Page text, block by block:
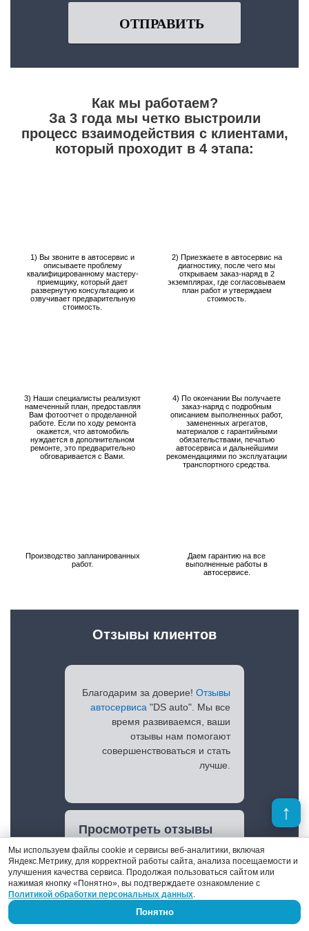
ОТПРАВИТЬ
Как мы работаем?
За 3 года мы четко выстроили
процесс взаимодействия с клиентами,
который проходит в 4 этапа:
1) Вы звоните в автосервис и
описываете проблему
квалифицированному мастеру-
приемщику, который дает
развернутую консультацию и
озвучивает предварительную
стоимость.
2) Приезжаете в автосервис на
диагностику, после чего мы
открываем заказ-наряд в 2
экземплярах, где согласовываем
план работ и утверждаем
стоимость.
3) Наши специалисты реализуют
намеченный план, предоставляя
Вам фотоотчет о проделанной
работе. Если по ходу ремонта
окажется, что автомобиль
нуждается в дополнительном
ремонте, это предварительно
обговаривается с Вами.
4) По окончании Вы получаете
заказ-наряд с подробным
описанием выполненных работ,
замененных агрегатов,
материалов с гарантийными
обязательствами, печатью
автосервиса и дальнейшими
рекомендациями по эксплуатации
транспортного средства.
Производство запланированных
работ.
Даем гарантию на все
выполненные работы в
автосервисе.
Благодарим за доверие! Отзывы
автосервиса "DS auto". Мы все
время развиваемся, ваши
отзывы нам помогают
совершенствоваться и стать
лучше.
Просмотреть отзывы
Отзывы клиентов
Мы используем файлы cookie и сервисы веб-аналитики, включая
Яндекс.Метрику, для корректной работы сайта, анализа посещаемости и
улучшения качества сервиса. Продолжая пользоваться сайтом или
нажимая кнопку «Понятно», вы подтверждаете ознакомление с
Политикой обработки персональных данных.
Понятно